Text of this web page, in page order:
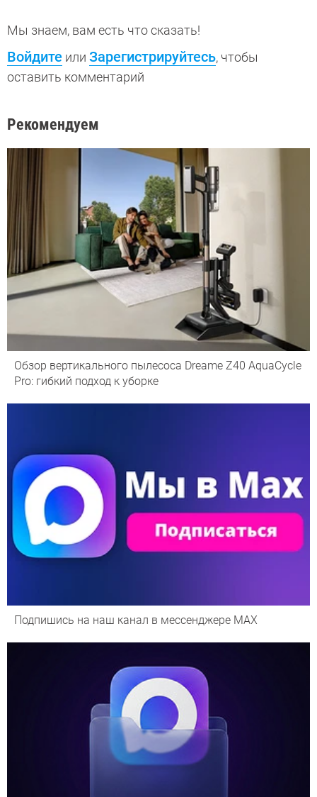
Мы знаем, вам есть что сказать!
Войдите или Зарегистрируйтесь, чтобы
оставить комментарий
Рекомендуем
Обзор вертикального пылесоса Dreame Z40 AquaCycle
Pro: гибкий подход к уборке
Подпишись на наш канал в мессенджере МАХ